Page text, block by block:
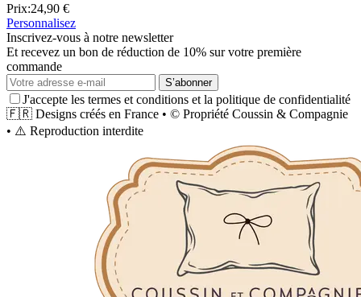
Prix:24,90 €
Personnalisez
Inscrivez-vous à notre newsletter
Et recevez un bon de réduction de 10% sur votre première
commande
S’abonner
J'accepte les termes et conditions et la politique de confidentialité
🇫🇷 Designs créés en France • © Propriété Coussin & Compagnie
• ⚠️ Reproduction interdite